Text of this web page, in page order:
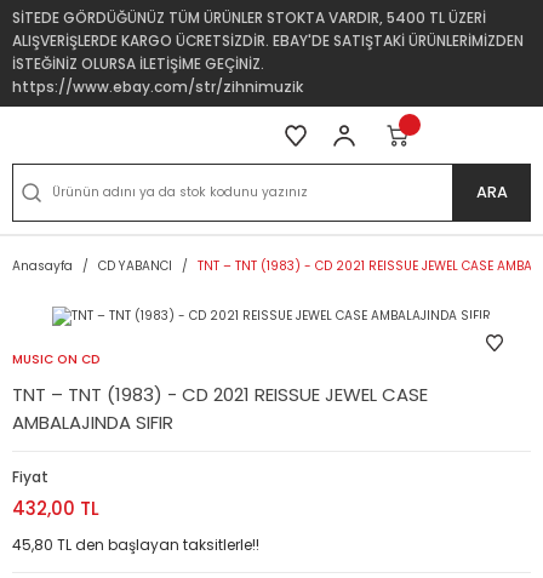
SİTEDE GÖRDÜĞÜNÜZ TÜM ÜRÜNLER STOKTA VARDIR, 5400 TL ÜZERİ
ALIŞVERİŞLERDE KARGO ÜCRETSİZDİR. EBAY'DE SATIŞTAKİ ÜRÜNLERİMİZDEN
İSTEĞİNİZ OLURSA İLETİŞİME GEÇİNİZ.
https://www.ebay.com/str/zihnimuzik
ARA
Anasayfa CD YABANCI TNT – TNT (1983) - CD 2021 REISSUE JEWEL CASE
MUSIC ON CD
TNT – TNT (1983) - CD 2021 REISSUE JEWEL CASE
AMBALAJINDA SIFIR
Fiyat
432,00 TL
45,80 TL den başlayan taksitlerle!!